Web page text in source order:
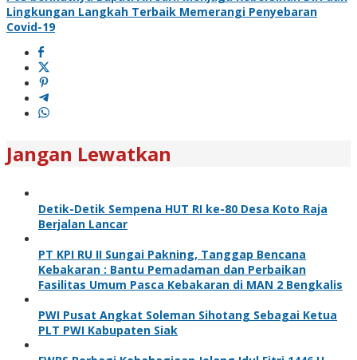
Lingkungan Langkah Terbaik Memerangi Penyebaran
Covid-19
Jangan Lewatkan
Detik-Detik Sempena HUT RI ke-80 Desa Koto Raja
Berjalan Lancar
PT KPI RU II Sungai Pakning, Tanggap Bencana
Kebakaran : Bantu Pemadaman dan Perbaikan
Fasilitas Umum Pasca Kebakaran di MAN 2 Bengkalis
PWI Pusat Angkat Soleman Sihotang Sebagai Ketua
PLT PWI Kabupaten Siak